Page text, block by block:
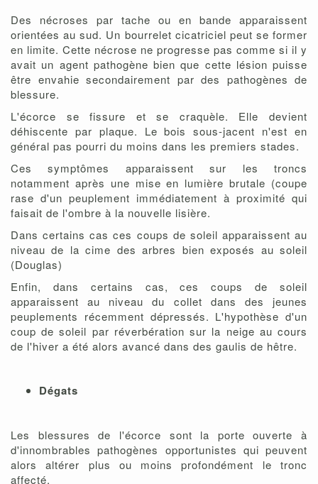
Des nécroses par tache ou en bande apparaissent
orientées au sud. Un bourrelet cicatriciel peut se former
en limite. Cette nécrose ne progresse pas comme si il y
avait un agent pathogène bien que cette lésion puisse
être envahie secondairement par des pathogènes de
blessure.
L'écorce se fissure et se craquèle. Elle devient
déhiscente par plaque. Le bois sous-jacent n'est en
général pas pourri du moins dans les premiers stades.
Ces symptômes apparaissent sur les troncs
notamment après une mise en lumière brutale (coupe
rase d'un peuplement immédiatement à proximité qui
faisait de l'ombre à la nouvelle lisière.
Dans certains cas ces coups de soleil apparaissent au
niveau de la cime des arbres bien exposés au soleil
(Douglas)
Enfin, dans certains cas, ces coups de soleil
apparaissent au niveau du collet dans des jeunes
peuplements récemment dépressés. L'hypothèse d'un
coup de soleil par réverbération sur la neige au cours
de l'hiver a été alors avancé dans des gaulis de hêtre.
Dégats
Les blessures de l'écorce sont la porte ouverte à
d'innombrables pathogènes opportunistes qui peuvent
alors altérer plus ou moins profondément le tronc
affecté.